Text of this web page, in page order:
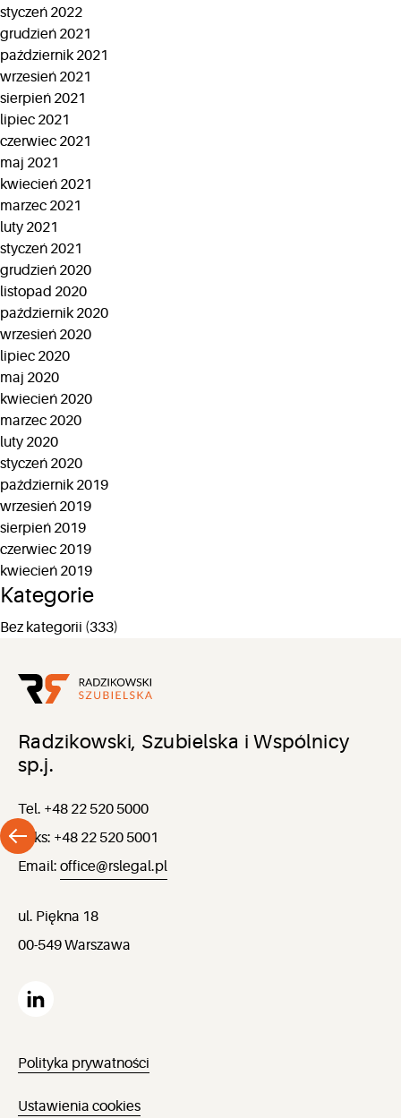
styczeń 2022
grudzień 2021
październik 2021
wrzesień 2021
sierpień 2021
lipiec 2021
czerwiec 2021
maj 2021
kwiecień 2021
marzec 2021
luty 2021
styczeń 2021
grudzień 2020
listopad 2020
październik 2020
wrzesień 2020
lipiec 2020
maj 2020
kwiecień 2020
marzec 2020
luty 2020
styczeń 2020
październik 2019
wrzesień 2019
sierpień 2019
czerwiec 2019
kwiecień 2019
Kategorie
Bez kategorii (333)
Radzikowski, Szubielska i Wspólnicy
sp.j.
Tel. +48 22 520 5000
Faks: +48 22 520 5001
Email: office@rslegal.pl
ul. Piękna 18
00-549 Warszawa
Polityka prywatności
Ustawienia cookies